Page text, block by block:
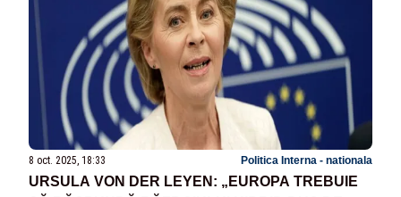
8 oct. 2025, 18:33 Politica Interna - nationala
URSULA VON DER LEYEN: „EUROPA TREBUIE